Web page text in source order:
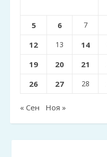
5
6 7
12 13 14
19 20 21
26 27 28
« Сен Ноя »